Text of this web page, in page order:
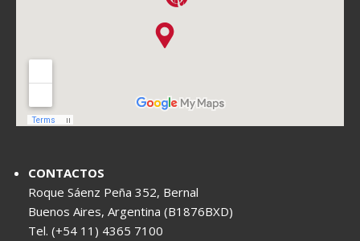
CONTACTOS
Roque Sáenz Peña 352, Bernal
Buenos Aires, Argentina (B1876BXD)
Tel. (+54 11) 4365 7100